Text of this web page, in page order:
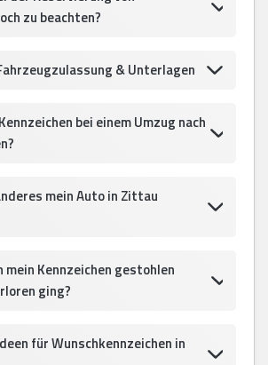
zu beachten?
& Unterlagen
bei einem Umzug nach
mein Auto in Zittau
mein Kennzeichen gestohlen
ging?
für Wunschkennzeichen in